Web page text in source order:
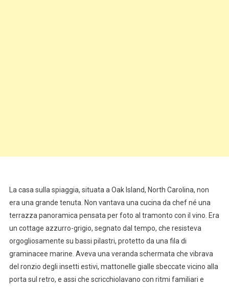
La casa sulla spiaggia, situata a Oak Island, North Carolina, non
era una grande tenuta. Non vantava una cucina da chef né una
terrazza panoramica pensata per foto al tramonto con il vino. Era
un cottage azzurro-grigio, segnato dal tempo, che resisteva
orgogliosamente su bassi pilastri, protetto da una fila di
graminacee marine. Aveva una veranda schermata che vibrava
del ronzio degli insetti estivi, mattonelle gialle sbeccate vicino alla
porta sul retro, e assi che scricchiolavano con ritmi familiari e